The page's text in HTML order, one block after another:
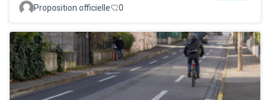
Proposition officielle
0